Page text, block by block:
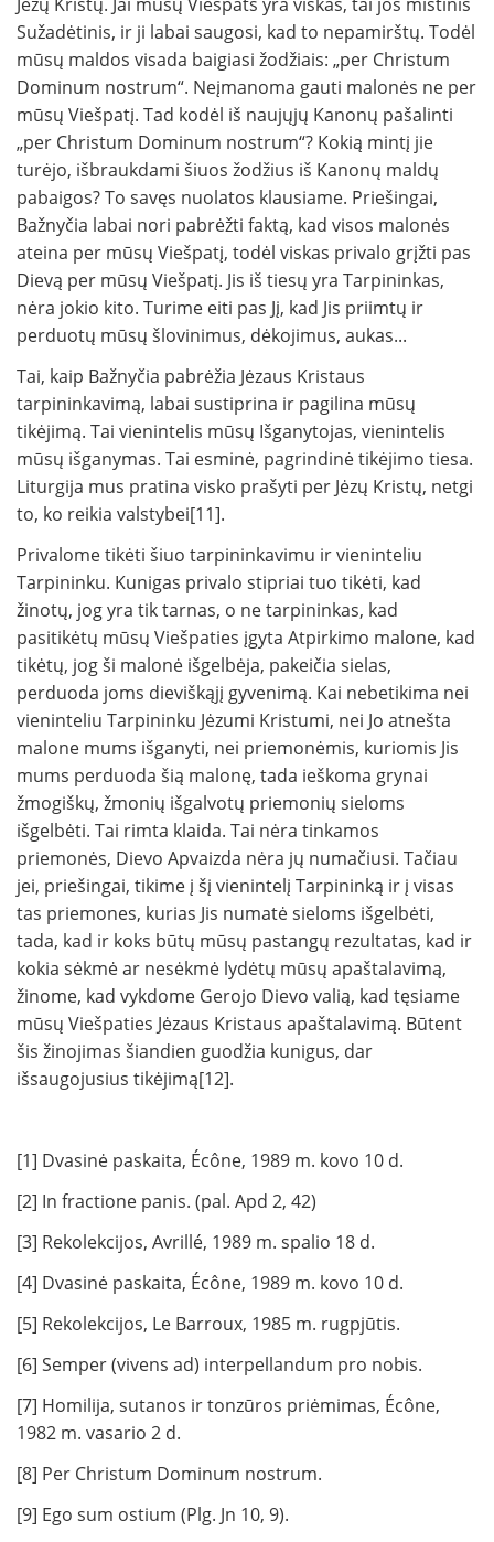
Sužadėtinis, ir ji labai saugosi, kad to nepamirštų. Todėl
mūsų maldos visada baigiasi žodžiais: „per Christum
Dominum nostrum“. Neįmanoma gauti malonės ne per
mūsų Viešpatį. Tad kodėl iš naujųjų Kanonų pašalinti
„per Christum Dominum nostrum“? Kokią mintį jie
turėjo, išbraukdami šiuos žodžius iš Kanonų maldų
pabaigos? To savęs nuolatos klausiame. Priešingai,
Bažnyčia labai nori pabrėžti faktą, kad visos malonės
ateina per mūsų Viešpatį, todėl viskas privalo grįžti pas
Dievą per mūsų Viešpatį. Jis iš tiesų yra Tarpininkas,
nėra jokio kito. Turime eiti pas Jį, kad Jis priimtų ir
perduotų mūsų šlovinimus, dėkojimus, aukas...
Tai, kaip Bažnyčia pabrėžia Jėzaus Kristaus
tarpininkavimą, labai sustiprina ir pagilina mūsų
tikėjimą. Tai vienintelis mūsų Išganytojas, vienintelis
mūsų išganymas. Tai esminė, pagrindinė tikėjimo tiesa.
Liturgija mus pratina visko prašyti per Jėzų Kristų, netgi
to, ko reikia valstybei[11].
Privalome tikėti šiuo tarpininkavimu ir vieninteliu
Tarpininku. Kunigas privalo stipriai tuo tikėti, kad
žinotų, jog yra tik tarnas, o ne tarpininkas, kad
pasitikėtų mūsų Viešpaties įgyta Atpirkimo malone, kad
tikėtų, jog ši malonė išgelbėja, pakeičia sielas,
perduoda joms dieviškąjį gyvenimą. Kai nebetikima nei
vieninteliu Tarpininku Jėzumi Kristumi, nei Jo atnešta
malone mums išganyti, nei priemonėmis, kuriomis Jis
mums perduoda šią malonę, tada ieškoma grynai
žmogiškų, žmonių išgalvotų priemonių sieloms
išgelbėti. Tai rimta klaida. Tai nėra tinkamos
priemonės, Dievo Apvaizda nėra jų numačiusi. Tačiau
jei, priešingai, tikime į šį vienintelį Tarpininką ir į visas
tas priemones, kurias Jis numatė sieloms išgelbėti,
tada, kad ir koks būtų mūsų pastangų rezultatas, kad ir
kokia sėkmė ar nesėkmė lydėtų mūsų apaštalavimą,
žinome, kad vykdome Gerojo Dievo valią, kad tęsiame
mūsų Viešpaties Jėzaus Kristaus apaštalavimą. Būtent
šis žinojimas šiandien guodžia kunigus, dar
išsaugojusius tikėjimą[12].
[1] Dvasinė paskaita, Écône, 1989 m. kovo 10 d.
[2] In fractione panis. (pal. Apd 2, 42)
[3] Rekolekcijos, Avrillé, 1989 m. spalio 18 d.
[4] Dvasinė paskaita, Écône, 1989 m. kovo 10 d.
[5] Rekolekcijos, Le Barroux, 1985 m. rugpjūtis.
[6] Semper (vivens ad) interpellandum pro nobis.
[7] Homilija, sutanos ir tonzūros priėmimas, Écône,
1982 m. vasario 2 d.
[8] Per Christum Dominum nostrum.
[9] Ego sum ostium (Plg. Jn 10, 9).